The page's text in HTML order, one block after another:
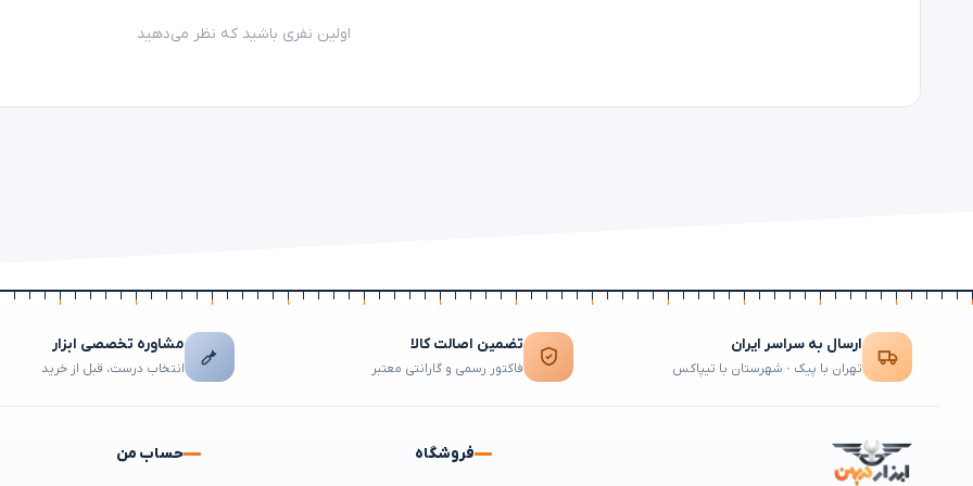
اولین نفری باشید که نظر می‌دهید
ارسال به سراسر ایران
تهران با پیک · شهرستان با تیپاکس
تضمین اصالت کالا
فاکتور رسمی و گارانتی معتبر
مشاوره تخصصی ابزار
انتخاب درست، قبل از خرید
فروشگاه حساب من